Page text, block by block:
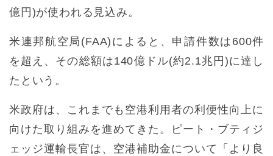
億円)が使われる見込み。
米連邦航空局(FAA)によると、申請件数は600件
を超え、その総額は140億ドル(約2.1兆円)に達し
たという。
米政府は、これまでも空港利用者の利便性向上に
向けた取り組みを進めてきた。ピート・ブティジ
ェッジ運輸長官は、空港補助金について「より良